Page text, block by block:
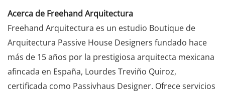
Acerca de Freehand Arquitectura
Freehand Arquitectura es un estudio Boutique de
Arquitectura Passive House Designers fundado hace
más de 15 años por la prestigiosa arquitecta mexicana
afincada en España, Lourdes Treviño Quiroz,
certificada como Passivhaus Designer. Ofrece servicios